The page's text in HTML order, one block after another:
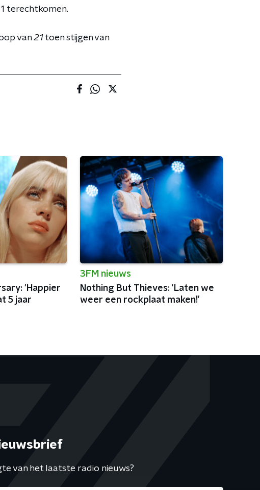
terechtkomen.
van 21toen stijgen van
'Happier
5 jaar
3FM nieuws
Nothing But Thieves: ‘Laten we
weer een rockplaat maken!’
van het laatste radio nieuws?